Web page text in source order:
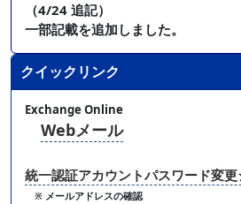
（4/24 追記）
一部記載を追加しました。
クイックリンク
Exchange Online
Webメール
統一認証アカウントパスワード変
※ メールアドレスの確認